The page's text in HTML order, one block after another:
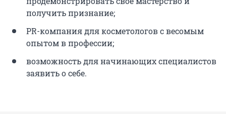
получить признание;
PR-компания для косметологов с весомым
опытом в профессии;
возможность для начинающих специалистов
заявить о себе.